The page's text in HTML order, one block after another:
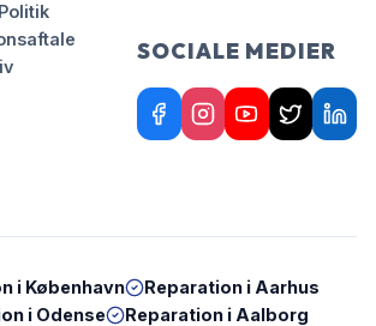
SOCIALE MEDIER
i København Reparation i Aarhus
i Odense Reparation i Aalborg